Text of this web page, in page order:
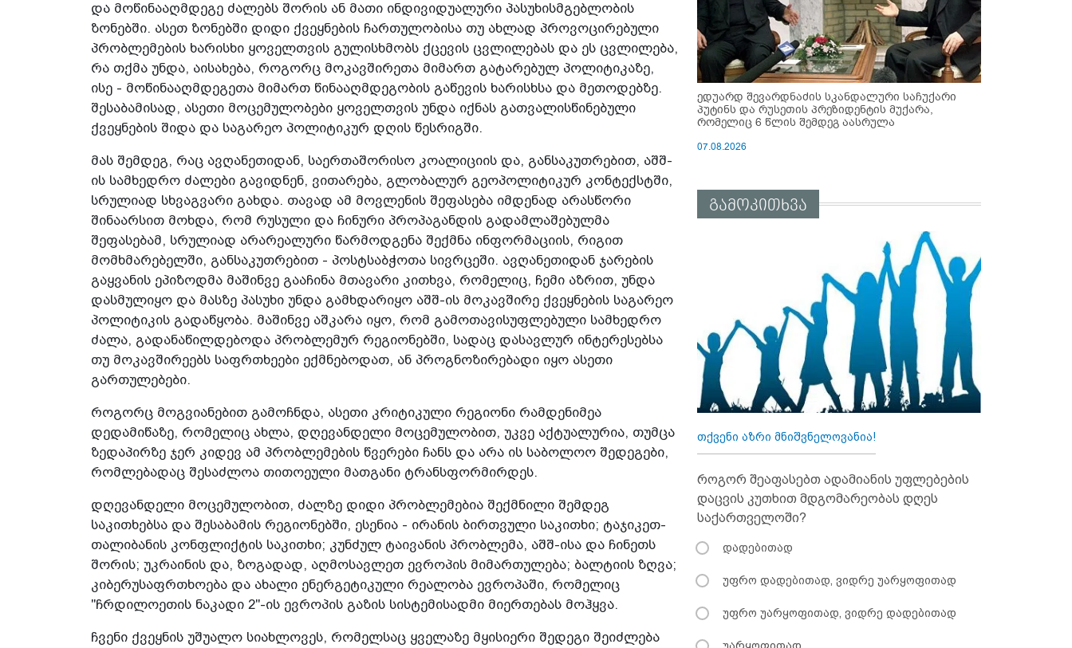
და მოწინააღმდეგე ძალებს შორის ან მათი ინდივიდუალური პასუხისმგებლობის
ზონებში. ასეთ ზონებში დიდი ქვეყნების ჩართულობისა თუ ახლად პროვოცირებული
პრობლემების ხარისხი ყოველთვის გულისხმობს ქცევის ცვლილებას და ეს ცვლილება,
რა თქმა უნდა, აისახება, როგორც მოკავშირეთა მიმართ გატარებულ პოლიტიკაზე,
ისე - მოწინააღმდეგეთა მიმართ წინააღმდეგობის გაწევის ხარისხსა და მეთოდებზე.
შესაბამისად, ასეთი მოცემულობები ყოველთვის უნდა იქნას გათვალისწინებული
ქვეყნების შიდა და საგარეო პოლიტიკურ დღის წესრიგში.
მას შემდეგ, რაც ავღანეთიდან, საერთაშორისო კოალიციის და, განსაკუთრებით, აშშ-
ის სამხედრო ძალები გავიდნენ, ვითარება, გლობალურ გეოპოლიტიკურ კონტექსტში,
სრულიად სხვაგვარი გახდა. თავად ამ მოვლენის შეფასება იმდენად არასწორი
შინაარსით მოხდა, რომ რუსული და ჩინური პროპაგანდის გადამლაშებულმა
შეფასებამ, სრულიად არარეალური წარმოდგენა შექმნა ინფორმაციის, რიგით
მომხმარებელში, განსაკუთრებით - პოსტსაბჭოთა სივრცეში. ავღანეთიდან ჯარების
გაყვანის ეპიზოდმა მაშინვე გააჩინა მთავარი კითხვა, რომელიც, ჩემი აზრით, უნდა
დასმულიყო და მასზე პასუხი უნდა გამხდარიყო აშშ-ის მოკავშირე ქვეყნების საგარეო
პოლიტიკის გადაწყობა. მაშინვე აშკარა იყო, რომ გამოთავისუფლებული სამხედრო
ძალა, გადანაწილდებოდა პრობლემურ რეგიონებში, სადაც დასავლურ ინტერესებსა
თუ მოკავშირეებს საფრთხეები ექმნებოდათ, ან პროგნოზირებადი იყო ასეთი
გართულებები.
როგორც მოგვიანებით გამოჩნდა, ასეთი კრიტიკული რეგიონი რამდენიმეა
დედამიწაზე, რომელიც ახლა, დღევანდელი მოცემულობით, უკვე აქტუალურია, თუმცა
ზედაპირზე ჯერ კიდევ ამ პრობლემების წვერები ჩანს და არა ის საბოლოო შედეგები,
რომლებადაც შესაძლოა თითოეული მათგანი ტრანსფორმირდეს.
დღევანდელი მოცემულობით, ძალზე დიდი პრობლემებია შექმნილი შემდეგ
საკითხებსა და შესაბამის რეგიონებში, ესენია - ირანის ბირთვული საკითხი; ტაჯიკეთ-
თალიბანის კონფლიქტის საკითხი; კუნძულ ტაივანის პრობლემა, აშშ-ისა და ჩინეთს
შორის; უკრაინის და, ზოგადად, აღმოსავლეთ ევროპის მიმართულება; ბალტიის ზღვა;
კიბერუსაფრთხოება და ახალი ენერგეტიკული რეალობა ევროპაში, რომელიც
"ჩრდილოეთის ნაკადი 2"-ის ევროპის გაზის სისტემისადმი მიერთებას მოჰყვა.
ჩვენი ქვეყნის უშუალო სიახლოვეს, რომელსაც ყველაზე მყისიერი შედეგი შეიძლება
ედუარდ შევარდნაძის სკანდალური საჩუქარი
პუტინს და რუსეთის პრეზიდენტის მუქარა,
რომელიც 6 წლის შემდეგ აასრულა
07.08.2026
გამოკითხვა
თქვენი აზრი მნიშვნელოვანია!
როგორ შეაფასებთ ადამიანის უფლებების
დაცვის კუთხით მდგომარეობას დღეს
საქართველოში?
დადებითად
უფრო დადებითად, ვიდრე უარყოფითად
უფრო უარყოფითად, ვიდრე დადებითად
უარყოფითად